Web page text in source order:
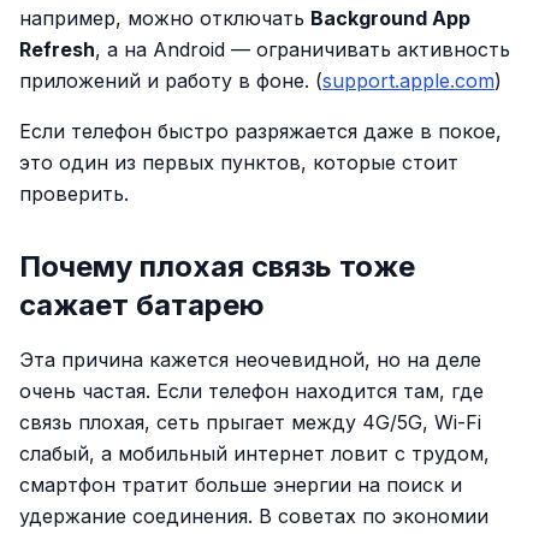
например, можно отключать Background App
Refresh, а на Android — ограничивать активность
приложений и работу в фоне. (support.apple.com)
Если телефон быстро разряжается даже в покое,
это один из первых пунктов, которые стоит
проверить.
Почему плохая связь тоже
сажает батарею
Эта причина кажется неочевидной, но на деле
очень частая. Если телефон находится там, где
связь плохая, сеть прыгает между 4G/5G, Wi-Fi
слабый, а мобильный интернет ловит с трудом,
смартфон тратит больше энергии на поиск и
удержание соединения. В советах по экономии